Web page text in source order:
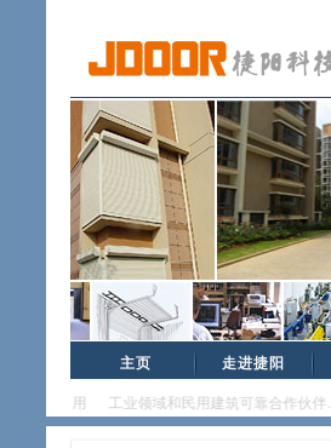
主页 走进捷阳
经久耐用 工业领域和民用建筑可靠合作伙伴......